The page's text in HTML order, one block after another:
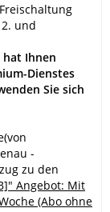
und
hat Ihnen
Dienstes
Sie sich
-
zu den
Angebot: Mit
(Abo ohne